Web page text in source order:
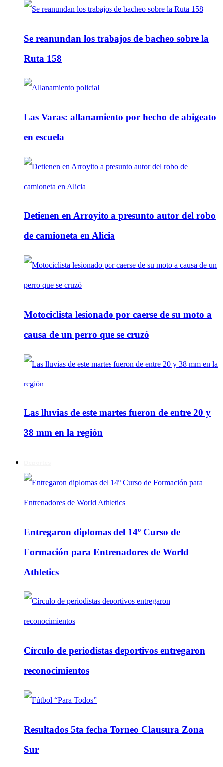
Se reanundan los trabajos de bacheo sobre la
Ruta 158
Las Varas: allanamiento por hecho de abigeato
en escuela
Detienen en Arroyito a presunto autor del robo
de camioneta en Alicia
Motociclista lesionado por caerse de su moto a
causa de un perro que se cruzó
Las lluvias de este martes fueron de entre 20 y
38 mm en la región
Entregaron diplomas del 14º Curso de
Formación para Entrenadores de World
Athletics
Círculo de periodistas deportivos entregaron
reconocimientos
Resultados 5ta fecha Torneo Clausura Zona
Sur